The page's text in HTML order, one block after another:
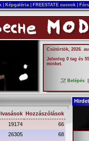
Képgaléria FREESTATE cuccok
Csütörtök, 2026.
Jelenleg 0 tag és
minket.
Belépés
Hozzászólások
19174
66
26305
68